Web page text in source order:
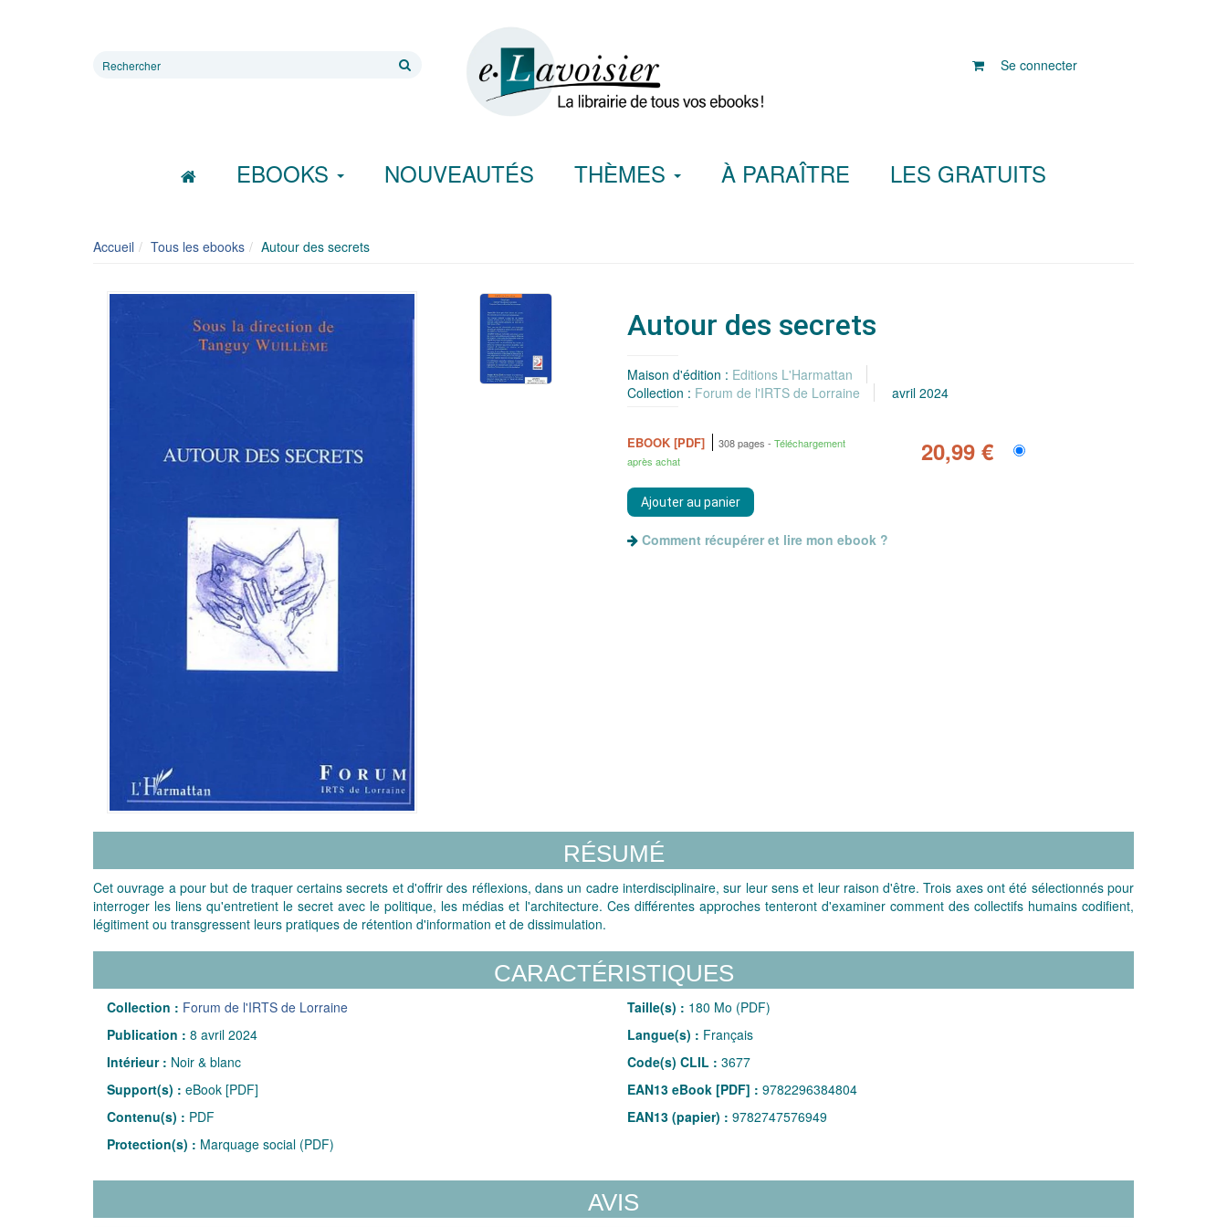
Rechercher
Se connecter
EBOOKS NOUVEAUTÉS THÈMES À PARAÎTRE LES GRATUITS
Accueil Tous les ebooks Autour des secrets
Autour des secrets
Maison d'édition : Editions L'Harmattan
Collection : Forum de l'IRTS de Lorraine avril 2024
EBOOK [PDF] 308 pages
Téléchargement
après achat
20,99 €
Comment récupérer et lire mon ebook ?
RÉSUMÉ
Cet ouvrage a pour but de traquer certains secrets et d'offrir des réflexions, dans un cadre interdisciplinaire, sur leur sens et leur raison d'être. Trois axes ont été sélectionnés pour
interroger les liens qu'entretient le secret avec le politique, les médias et l'architecture. Ces différentes approches tenteront d'examiner comment des collectifs humains codifient,
légitiment ou transgressent leurs pratiques de rétention d'information et de dissimulation.
CARACTÉRISTIQUES
Collection : Forum de l'IRTS de Lorraine
Publication : 8 avril 2024
Intérieur : Noir & blanc
Support(s) : eBook [PDF]
Contenu(s) : PDF
Protection(s) : Marquage social (PDF)
Taille(s) : 180 Mo (PDF)
Langue(s) : Français
Code(s) CLIL : 3677
EAN13 eBook [PDF] : 9782296384804
EAN13 (papier) : 9782747576949
AVIS